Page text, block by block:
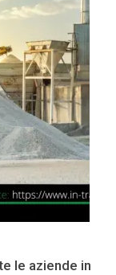
le aziende in